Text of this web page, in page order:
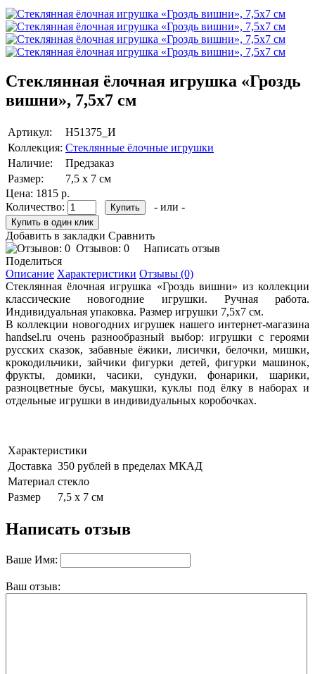
Стеклянная ёлочная игрушка «Гроздь
вишни», 7,5х7 см
Артикул:
Н51375_И
Коллекция: Стеклянные ёлочные игрушки
Наличие:
Предзаказ
Размер:
7,5 х 7 см
Цена: 1815 р.
Количество:
- или -
Добавить в закладки Сравнить
Отзывов: 0
Написать отзыв
Поделиться
Описание Характеристики Отзывы (0)
Стеклянная ёлочная игрушка «Гроздь вишни» из коллекции
классические новогодние игрушки. Ручная работа.
Индивидуальная упаковка. Размер игрушки 7,5х7 см.
В коллекции новогодних игрушек нашего интернет-магазина
handsel.ru очень разнообразный выбор: игрушки с героями
русских сказок, забавные ёжики, лисички, белочки, мишки,
крокодильчики, зайчики фигурки детей, фигурки машинок,
фрукты, домики, часики, сундуки, фонарики, шарики,
разноцветные бусы, макушки, куклы под ёлку в наборах и
отдельные игрушки в индивидуальных коробочках.
Характеристики
Доставка 350 рублей в пределах МКАД
Материал стекло
Размер
7,5 х 7 см
Написать отзыв
Ваше Имя:
Ваш отзыв: